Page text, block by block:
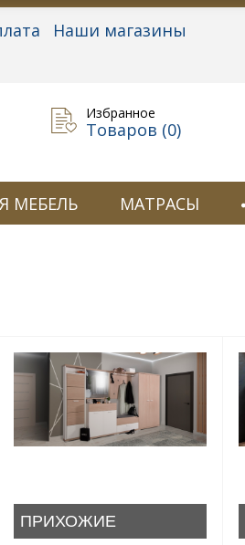
Наши магазины
Избранное
Товаров (0)
МЕБЕЛЬ МАТРАСЫ
ПРИХОЖИЕ